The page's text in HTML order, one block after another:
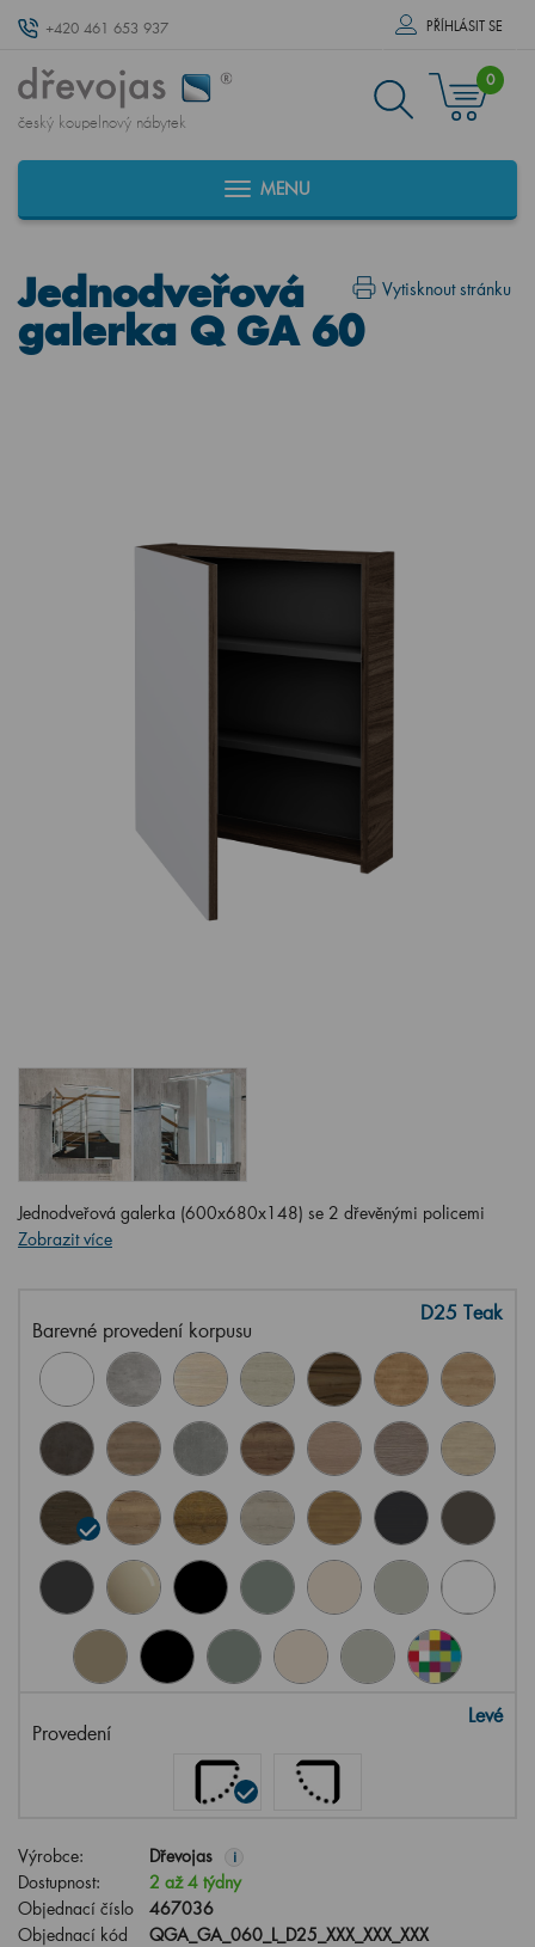
+420 461 653 937 PŘÍHLÁSIT SE
český koupelnový nábytek
0
MENU
Vytisknout stránku
Jednodveřová
galerka Q GA 60
Jednodveřová galerka (600x680x148) se 2 dřevěnými policemi
Zobrazit více
Barevné provedení korpusu
D25 Teak
Provedení
Levé
Výrobce: Dřevojas i
Dostupnost:
2 až 4 týdny
Objednací číslo
467036
Objednací kód
QGA_GA_060_L_D25_XXX_XXX_XXX